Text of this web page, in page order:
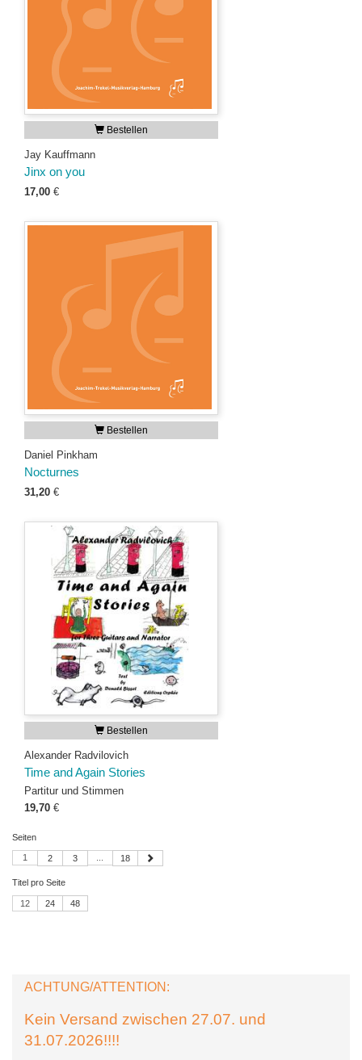
Bestellen
Jay Kauffmann
Jinx on you
17,00 €
Bestellen
Daniel Pinkham
Nocturnes
31,20 €
Bestellen
Alexander Radvilovich
Time and Again Stories
Partitur und Stimmen
19,70 €
Seiten
1 2 3 ... 18
Titel pro Seite
12 24 48
ACHTUNG/ATTENTION:
Kein Versand zwischen 27.07. und
31.07.2026!!!!